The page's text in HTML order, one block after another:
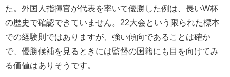
た。外国人指揮官が代表を率いて優勝した例は、長いW杯
の歴史で確認できていません。22大会という限られた標本
での経験則ではありますが、強い傾向であることは確か
で、優勝候補を見るときには監督の国籍にも目を向けてみ
る価値はありそうです。